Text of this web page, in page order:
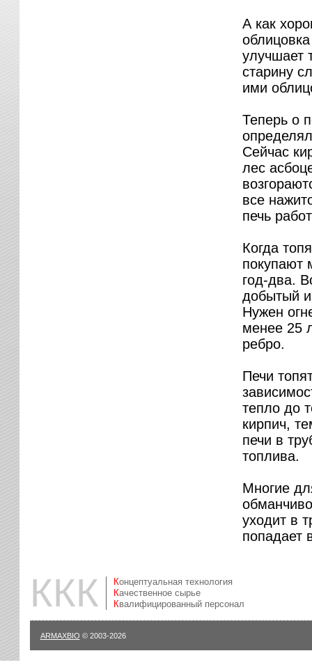
А как
улучшает
старину
ими
Теперь о
Сейчас
лес
все
печь
Когда
покупают
год-два.
добытый
Нужен
менее 25
ребро.
Печи
тепло до
кирпич,
печи в
топлива.
Многие
уходит в
попадает
ККК
Концептуальная технология
Качественное сырье
Квалифицированный персонал
ARMAXBIO © 2003-2026